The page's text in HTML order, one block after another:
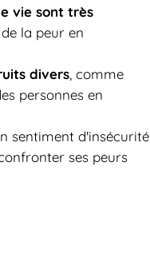
vie sont très
la peur en
divers , comme
personnes en
sentiment d'insécurité
ses peurs